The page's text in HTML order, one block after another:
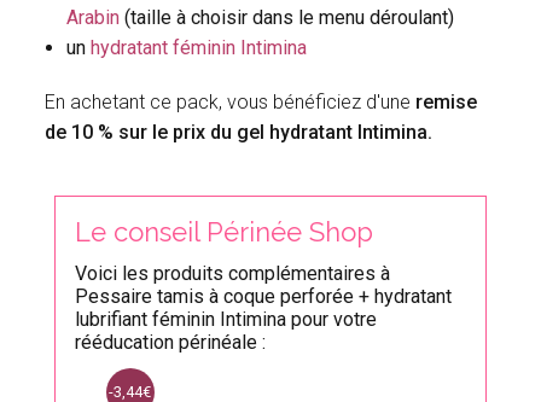
Arabin (taille à choisir dans le menu déroulant)
un hydratant féminin Intimina
En achetant ce pack, vous bénéficiez d'une remise
de 10 % sur le prix du gel hydratant Intimina.
Le conseil Périnée Shop
Voici les produits complémentaires à
Pessaire tamis à coque perforée + hydratant
lubrifiant féminin Intimina pour votre
rééducation périnéale :
-3,44